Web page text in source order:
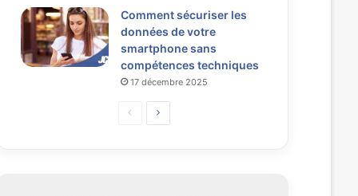
Comment sécuriser les
données de votre
smartphone sans
compétences techniques
17 décembre 2025
P